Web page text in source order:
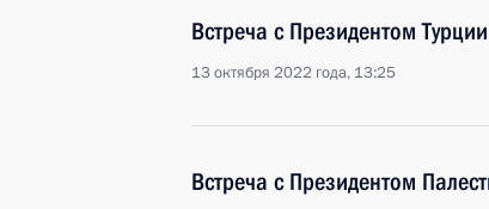
Встреча с Президентом
13 октября 2022 года, 13:25
Встреча с Президентом